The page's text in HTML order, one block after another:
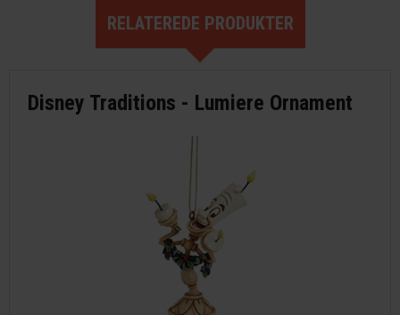
RELATEREDE PRODUKTER
Disney Traditions - Lumiere Ornament